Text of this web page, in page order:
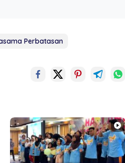
Perbatasan